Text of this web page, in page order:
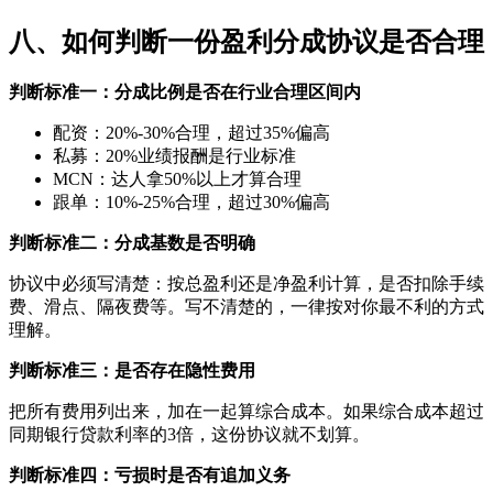
八、如何判断一份盈利分成协议是否合理
判断标准一：分成比例是否在行业合理区间内
配资：20%-30%合理，超过35%偏高
私募：20%业绩报酬是行业标准
MCN：达人拿50%以上才算合理
跟单：10%-25%合理，超过30%偏高
判断标准二：分成基数是否明确
协议中必须写清楚：按总盈利还是净盈利计算，是否扣除手续
费、滑点、隔夜费等。写不清楚的，一律按对你最不利的方式
理解。
判断标准三：是否存在隐性费用
把所有费用列出来，加在一起算综合成本。如果综合成本超过
同期银行贷款利率的3倍，这份协议就不划算。
判断标准四：亏损时是否有追加义务